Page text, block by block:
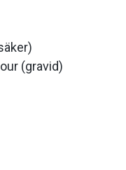
(gravid)